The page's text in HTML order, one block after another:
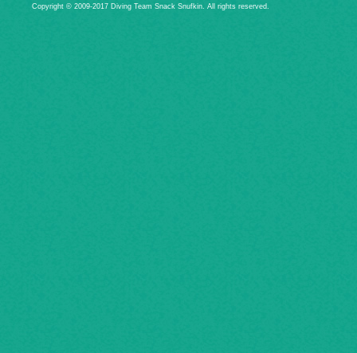
Copyright © 2009-2017 Diving Team Snack Snufkin. All rights reserved.